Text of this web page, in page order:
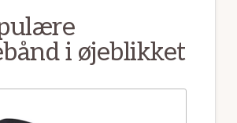
i øjeblikket